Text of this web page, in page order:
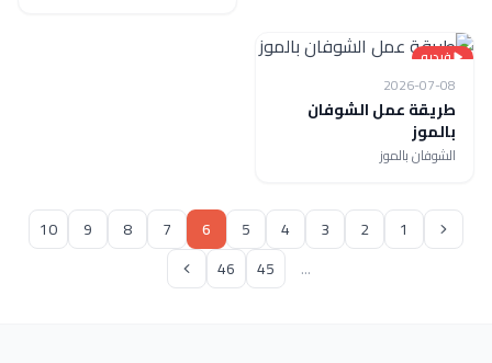
فيديو
2026-07-08
طريقة عمل الشوفان
بالموز
الشوفان بالموز
1
2
3
4
5
6
7
8
9
10
...
45
46